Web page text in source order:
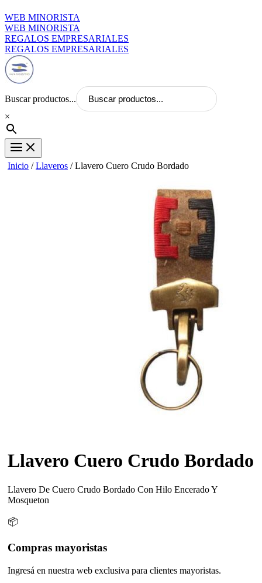
WEB MINORISTA
WEB MINORISTA
REGALOS EMPRESARIALES
REGALOS EMPRESARIALES
Buscar productos...
×
Inicio /Llaveros / Llavero Cuero Crudo Bordado
Llavero Cuero Crudo Bordado
Llavero De Cuero Crudo Bordado Con Hilo Encerado Y
Mosqueton
📦
Compras mayoristas
Ingresá en nuestra web exclusiva para clientes mayoristas.